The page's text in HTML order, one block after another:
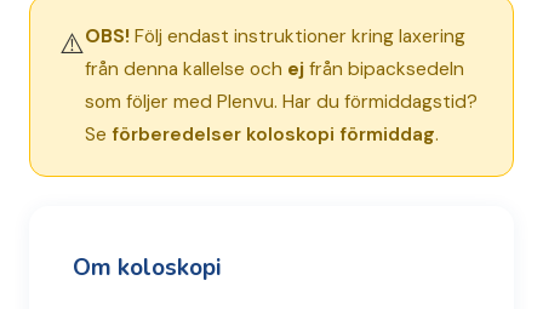
⚠️OBS! Följ endast instruktioner kring laxering
från denna kallelse och ej från bipacksedeln
som följer med Plenvu. Har du förmiddagstid?
Se förberedelser koloskopi förmiddag.
Om koloskopi